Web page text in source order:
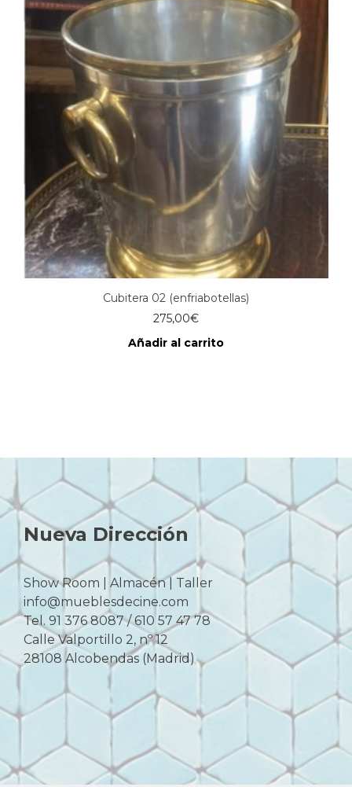
Cubitera 02 (enfriabotellas)
275,00€
Añadir al carrito
Nueva Dirección
Show Room | Almacén | Taller
info@mueblesdecine.com
Tel. 91 376 8087 / 610 57 47 78
Calle Valportillo 2, nº 12
28108 Alcobendas (Madrid)